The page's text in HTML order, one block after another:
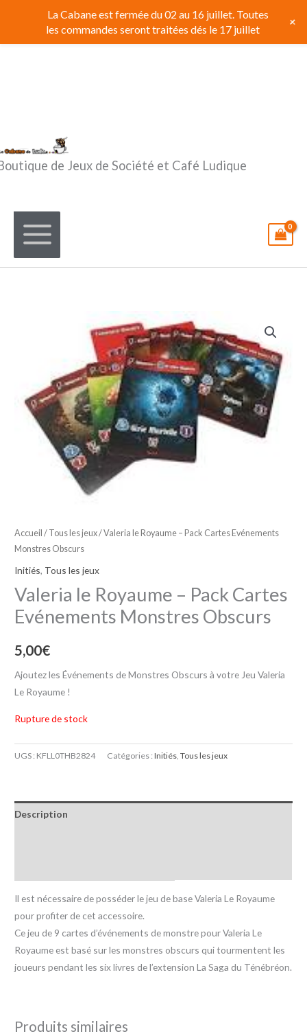
contenu
de Jeux de Société et Café Ludique
Accueil / Tous les jeux/ Valeria le Royaume – Pack Cartes Evénements
Monstres Obscurs
Initiés, Tous les jeux
Valeria le Royaume – Pack Cartes
Evénements Monstres Obscurs
5,00€
Ajoutez les Événements de Monstres Obscurs à votre Jeu Valeria
Le Royaume !
Rupture de stock
UGS : KFLL0THB2824 Catégories :Initiés ,Tous les jeux
Description
Il est nécessaire de posséder le jeu de base Valeria Le Royaume
pour profiter de cet accessoire.
Ce jeu de 9 cartes d’événements de monstre pour Valeria Le
Royaume est basé sur les monstres obscurs qui tourmentent les
joueurs pendant les six livres de l’extension La Saga du Ténébréon.
Produits similaires
La Cabane est fermée du 02 au 16 juillet. Toutes
les commandes seront traitées dés le 17 juillet
+